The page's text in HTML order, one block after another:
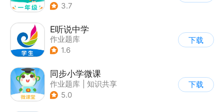
3.7
E听说中学
作业题库
1.6
下载
同步小学微课
作业题库
知识共享
5.0
下载